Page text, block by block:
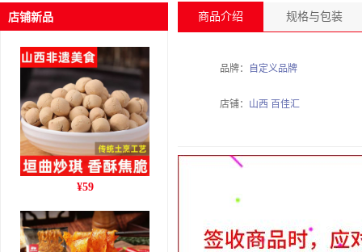
店铺新品
晋南炒琪【胃你好]308g/袋
脆零食山西运城特产
¥59
商品介绍 规格与包装
品牌： 自定义品牌
店铺： 山西 百佳汇